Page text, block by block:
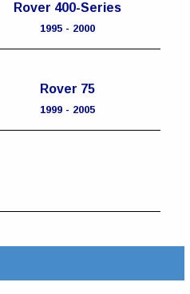
Rover 400-Series
1995 - 2000
Rover 75
1999 - 2005